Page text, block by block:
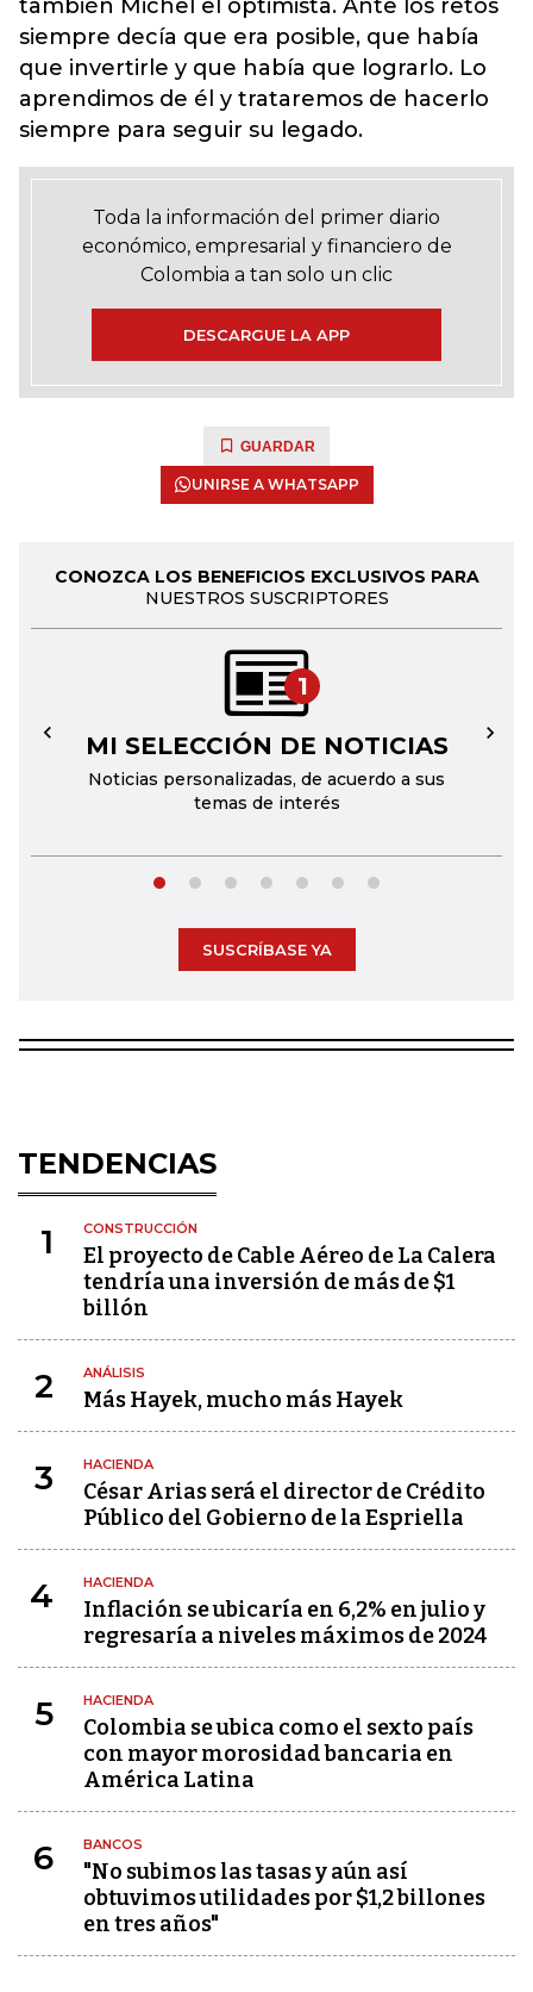
también Michel el optimista. Ante los retos
siempre decía que era posible, que había
que invertirle y que había que lograrlo. Lo
aprendimos de él y trataremos de hacerlo
siempre para seguir su legado.
Toda la información del primer diario
económico, empresarial y financiero de
Colombia a tan solo un clic
DESCARGUE LA APP
GUARDAR
UNIRSE A WHATSAPP
CONOZCA LOS BENEFICIOS EXCLUSIVOS PARA
NUESTROS SUSCRIPTORES
1
MI SELECCIÓN DE NOTICIAS
Noticias personalizadas, de acuerdo a sus
temas de interés
← →
SUSCRÍBASE YA
TENDENCIAS
1 CONSTRUCCIÓN
El proyecto de Cable Aéreo de La Calera
tendría una inversión de más de $1
billón
2 ANÁLISIS
Más Hayek, mucho más Hayek
3 HACIENDA
César Arias será el director de Crédito
Público del Gobierno de la Espriella
4 HACIENDA
Inflación se ubicaría en 6,2% en julio y
regresaría a niveles máximos de 2024
5 HACIENDA
Colombia se ubica como el sexto país
con mayor morosidad bancaria en
América Latina
6 BANCOS
"No subimos las tasas y aún así
obtuvimos utilidades por $1,2 billones
en tres años"